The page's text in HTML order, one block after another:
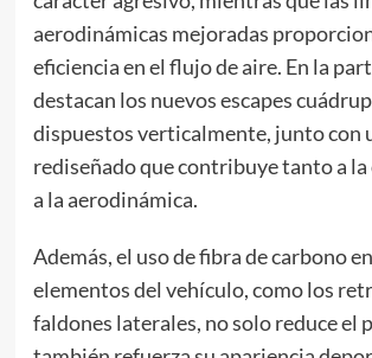
aerodinámicas mejoradas
eficiencia en el flujo de aire. En la
destacan los nuevos escapes
dispuestos verticalmente, junto con
rediseñado que contribuye tanto a
a la aerodinámica.
Además, el uso de fibra de carbono
elementos del vehículo, como los
faldones laterales, no solo reduce el